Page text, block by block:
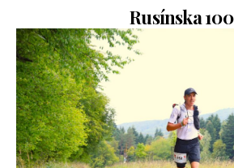
Rusínska 100